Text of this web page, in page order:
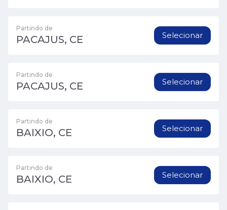
Partindo de
PACAJUS, CE Selecionar
Partindo de
PACAJUS, CE Selecionar
Partindo de
BAIXIO, CE Selecionar
Partindo de
BAIXIO, CE Selecionar